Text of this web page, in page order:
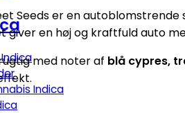
Indica
Seeds er en
giver en høj og kraftfuld auto
med noter af blå cypres,